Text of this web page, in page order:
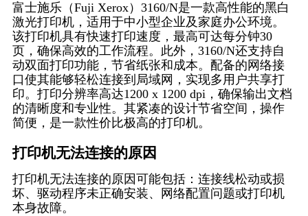
富士施乐（Fuji Xerox）3160/N是一款高性能的黑白
激光打印机，适用于中小型企业及家庭办公环境。
该打印机具有快速打印速度，最高可达每分钟30
页，确保高效的工作流程。此外，3160/N还支持自
动双面打印功能，节省纸张和成本。配备的网络接
口使其能够轻松连接到局域网，实现多用户共享打
印。打印分辨率高达1200 x 1200 dpi，确保输出文档
的清晰度和专业性。其紧凑的设计节省空间，操作
简便，是一款性价比极高的打印机。
打印机无法连接的原因
打印机无法连接的原因可能包括：连接线松动或损
坏、驱动程序未正确安装、网络配置问题或打印机
本身故障。